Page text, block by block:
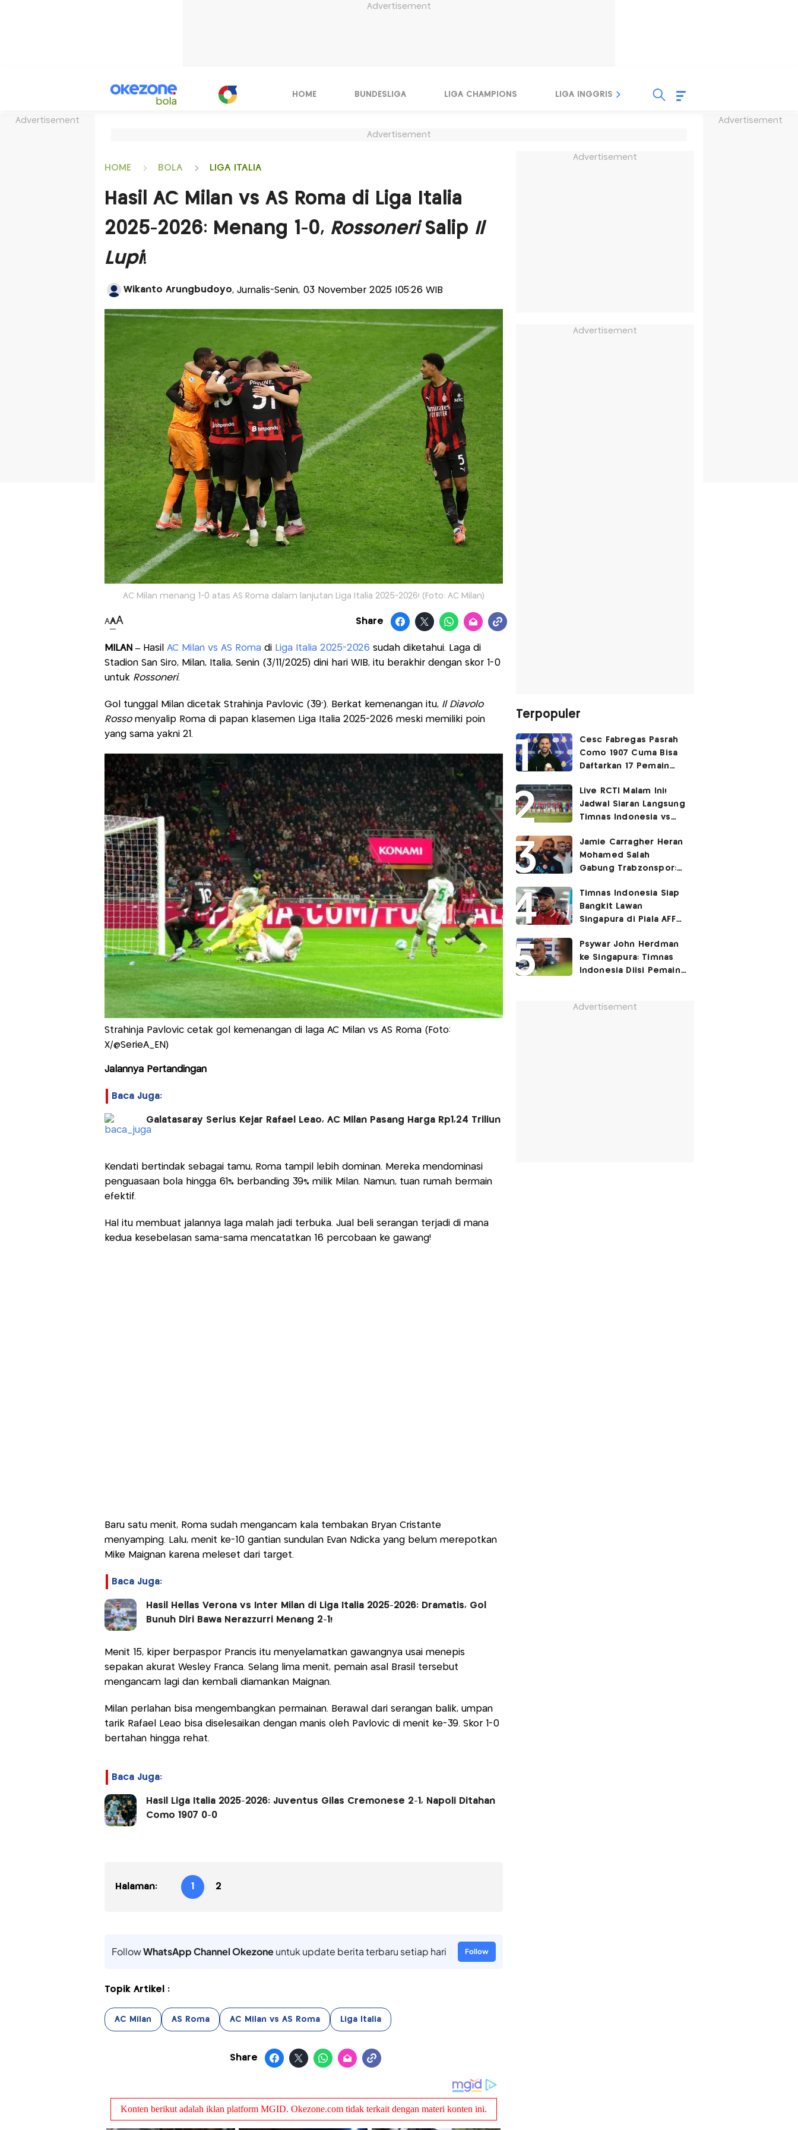
Advertisement
Advertisement Advertisement
HOME BUNDESLIGA LIGA CHAMPIONS LIGA INGGRIS LIGA ITALIA
Advertisement
HOME BOLA LIGA ITALIA
Hasil AC Milan vs AS Roma di Liga Italia
2025-2026: Menang 1-0, RossoneriSalip Il
Lupi!
Wikanto Arungbudoyo, Jurnalis-Senin, 03 November 2025 |05:26 WIB
AC Milan menang 1-0 atas AS Roma dalam lanjutan Liga Italia 2025-2026! (Foto: AC Milan)
AAA Share
MILAN – Hasil AC Milan vs AS Romadi Liga Italia 2025-2026 sudah diketahui. Laga di
Stadion San Siro, Milan, Italia, Senin (3/11/2025) dini hari WIB, itu berakhir dengan skor 1-0
untuk Rossoneri.
Gol tunggal Milan dicetak Strahinja Pavlovic (39’). Berkat kemenangan itu,Il Diavolo
Rossomenyalip Roma di papan klasemen Liga Italia 2025-2026 meski memiliki poin
yang sama yakni 21.
Strahinja Pavlovic cetak gol kemenangan di laga AC Milan vs AS Roma (Foto:
X/@SerieA_EN)
Jalannya Pertandingan
Baca Juga:
Galatasaray Serius Kejar Rafael Leao, AC Milan Pasang Harga Rp1,24 Triliun
Kendati bertindak sebagai tamu, Roma tampil lebih dominan. Mereka mendominasi
penguasaan bola hingga 61% berbanding 39% milik Milan. Namun, tuan rumah bermain
efektif.
Hal itu membuat jalannya laga malah jadi terbuka. Jual beli serangan terjadi di mana
kedua kesebelasan sama-sama mencatatkan 16 percobaan ke gawang!
Baru satu menit, Roma sudah mengancam kala tembakan Bryan Cristante
menyamping. Lalu, menit ke-10 gantian sundulan Evan Ndicka yang belum merepotkan
Mike Maignan karena meleset dari target.
Baca Juga:
Hasil Hellas Verona vs Inter Milan di Liga Italia 2025-2026: Dramatis, Gol
Bunuh Diri Bawa Nerazzurri Menang 2-1!
Menit 15, kiper berpaspor Prancis itu menyelamatkan gawangnya usai menepis
sepakan akurat Wesley Franca. Selang lima menit, pemain asal Brasil tersebut
mengancam lagi dan kembali diamankan Maignan.
Milan perlahan bisa mengembangkan permainan. Berawal dari serangan balik, umpan
tarik Rafael Leao bisa diselesaikan dengan manis oleh Pavlovic di menit ke-39. Skor 1-0
bertahan hingga rehat.
Baca Juga:
Hasil Liga Italia 2025-2026: Juventus Gilas Cremonese 2-1, Napoli Ditahan
Como 1907 0-0
Halaman: 1 2
FollowWhatsApp Channel Okezoneuntuk update berita terbaru setiap hari Follow
Topik Artikel :
AC Milan AS Roma AC Milan vs AS Roma Liga Italia
Share
Advertisement
Advertisement
Terpopuler
Cesc Fabregas Pasrah
Como 1907 Cuma Bisa
Daftarkan 17 Pemain
2026-2027
Live RCTI Malam Ini!
Jadwal Siaran Langsung
Timnas Indonesia vs
2026: Laga Hidup Mati
Jamie Carragher Heran
Mohamed Salah
Gabung Trabzonspor:
Ronaldo, Harusnya ke
Juventus!
Timnas Indonesia Siap
Bangkit Lawan
Singapura di Piala AFF
280 Juta Pendukung
Kami
Psywar John Herdman
ke Singapura: Timnas
Indonesia Diisi Pemain
Advertisement